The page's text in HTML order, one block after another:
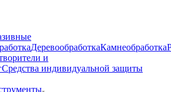
ДеревообработкаКамнеобработка
и
Средства индивидуальной защиты